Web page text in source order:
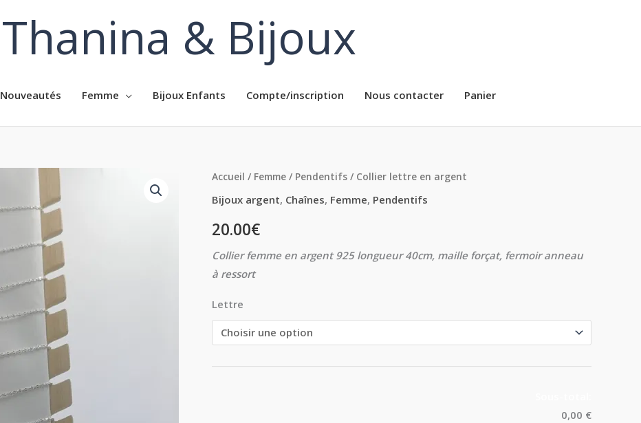
Thanina & Bijoux
Nouveautés Femme Bijoux Enfants Compte/inscription Nous contacter Panier
Accueil / Femme / Pendentifs / Collier lettre en argent
Bijoux argent, Chaînes, Femme, Pendentifs
20.00€
Collier femme en argent 925 longueur 40cm, maille forçat, fermoir anneau
à ressort
Lettre
0,00 €
quantité
de
lettre
en
argent